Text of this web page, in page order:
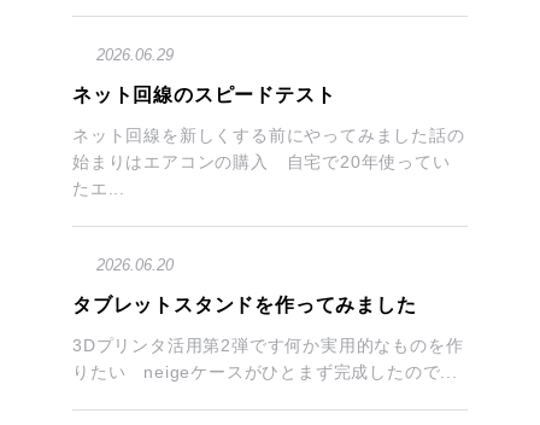
2026.06.29
ネット回線のスピードテスト
ネット回線を新しくする前にやってみました話の
始まりはエアコンの購入 自宅で20年使ってい
たエ...
2026.06.20
タブレットスタンドを作ってみました
3Dプリンタ活用第2弾です何か実用的なものを作
りたい neigeケースがひとまず完成したので...